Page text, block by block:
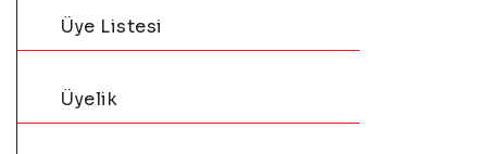
Üye Listesi
Üyelik